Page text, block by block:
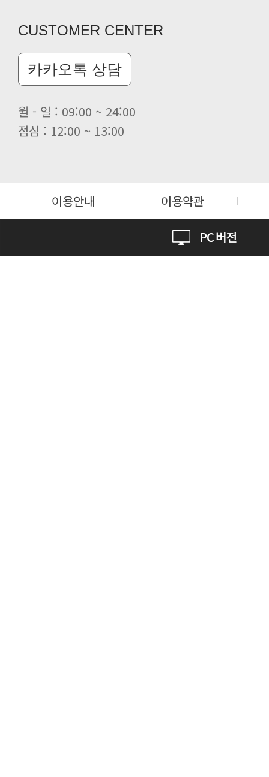
CUSTOMER CENTER
카카오톡 상담
월 - 일 : 09:00 ~ 24:00
점심 : 12:00 ~ 13:00
이용안내 이용약관